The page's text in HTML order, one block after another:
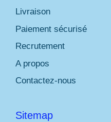
Livraison
Paiement sécurisé
Recrutement
A propos
Contactez-nous
Sitemap